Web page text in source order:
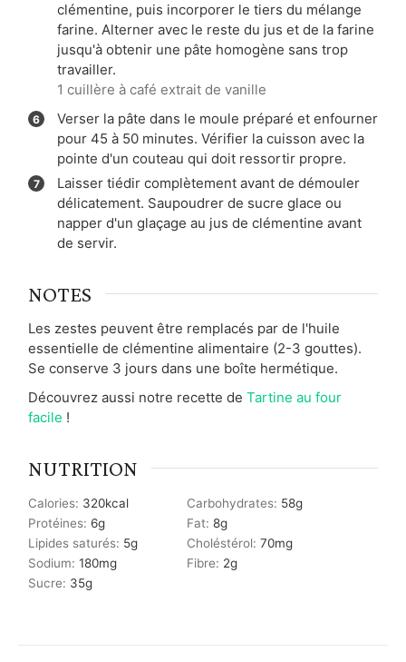
clémentine, puis incorporer le tiers du mélange
farine. Alterner avec le reste du jus et de la farine
jusqu'à obtenir une pâte homogène sans trop
travailler.
1 cuillère à café extrait de vanille
Verser la pâte dans le moule préparé et enfourner
pour 45 à 50 minutes. Vérifier la cuisson avec la
pointe d'un couteau qui doit ressortir propre.
Laisser tiédir complètement avant de démouler
délicatement. Saupoudrer de sucre glace ou
napper d'un glaçage au jus de clémentine avant
de servir.
NOTES
Les zestes peuvent être remplacés par de l'huile
essentielle de clémentine alimentaire (2-3 gouttes).
Se conserve 3 jours dans une boîte hermétique.
Découvrez aussi notre recette de Tartine au four
facile !
NUTRITION
Calories: 320kcal Carbohydrates: 58g
Protéines: 6g Fat: 8g
Lipides saturés: 5g Choléstérol: 70mg
Sodium: 180mg Fibre: 2g
Sucre: 35g